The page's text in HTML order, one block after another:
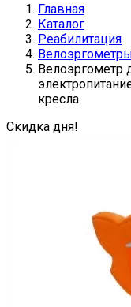
Главная
Каталог
Реабилитация
Велоэргометр
кресла
Скидка дня!